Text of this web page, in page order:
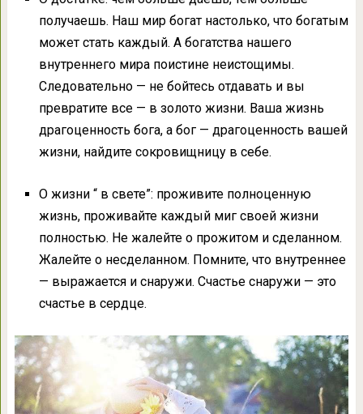
получаешь. Наш мир богат настолько, что богатым
может стать каждый. А богатства нашего
внутреннего мира поистине неистощимы.
Следовательно — не бойтесь отдавать и вы
превратите все — в золото жизни. Ваша жизнь
драгоценность бога, а бог — драгоценность вашей
жизни, найдите сокровищницу в себе.
О жизни “ в свете”: проживите полноценную
жизнь, проживайте каждый миг своей жизни
полностью. Не жалейте о прожитом и сделанном.
Жалейте о несделанном. Помните, что внутреннее
— выражается и снаружи. Счастье снаружи — это
счастье в сердце.